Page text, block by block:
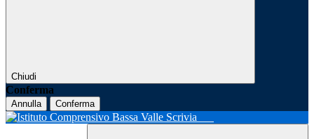
Chiudi
Conferma
Annulla Conferma